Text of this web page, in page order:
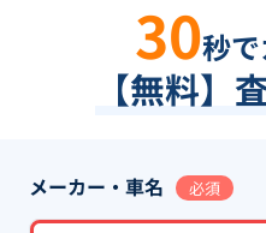
30秒で
【無料】
メーカー・車名 必須